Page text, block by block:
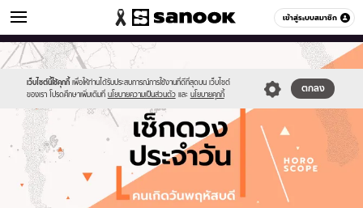
เข้าสู่ระบบสมาชิก
ดูดวง หมวดอื่นๆ
เว็บไซต์นี้ใช้คุกกี้ เพื่อให้ท่านได้รับประสบการณ์การใช้งานที่ดีที่สุดบน เว็บไซต์
ของเรา โปรดศึกษาเพิ่มเติมที่ นโยบายความเป็นส่วนตัว และ นโยบายคุกกี้
ตกลง
Sanook
//s.isanook.com/sr/0/images/logo-
new-
sanook.png
600
60
//s.isanook.com/ho/0/ud/fxd/day/daily-
horoscope-
thursday.jpg